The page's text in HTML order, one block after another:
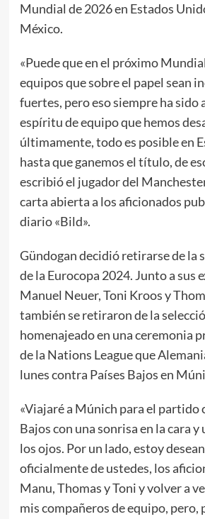
Mundial de 2026 en Estados
México.
«Puede que en el próximo
equipos que sobre el papel sean
fuertes, pero eso siempre ha sido
espíritu de equipo que hemos
últimamente, todo es posible en
hasta que ganemos el título, de
escribió el jugador del
carta abierta a los aficionados
diario «Bild».
Gündogan decidió retirarse de la
de la Eurocopa 2024. Junto a sus
Manuel Neuer, Toni Kroos y
también se retiraron de la
homenajeado en una ceremonia
de la Nations League que
lunes contra Países Bajos en
«Viajaré a Múnich para el partido
Bajos con una sonrisa en la cara y
los ojos. Por un lado, estoy
oficialmente de ustedes, los
Manu, Thomas y Toni y volver a
mis compañeros de equipo, pero,